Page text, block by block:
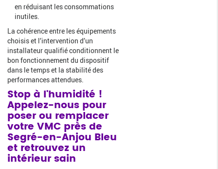
en réduisant les consommations
inutiles.
La cohérence entre les équipements
choisis et l’intervention d’un
installateur qualifié conditionnent le
bon fonctionnement du dispositif
dans le temps et la stabilité des
performances attendues.
Stop à l'humidité !
Appelez-nous pour
poser ou remplacer
votre VMC près de
Segré-en-Anjou Bleu
et retrouvez un
intérieur sain